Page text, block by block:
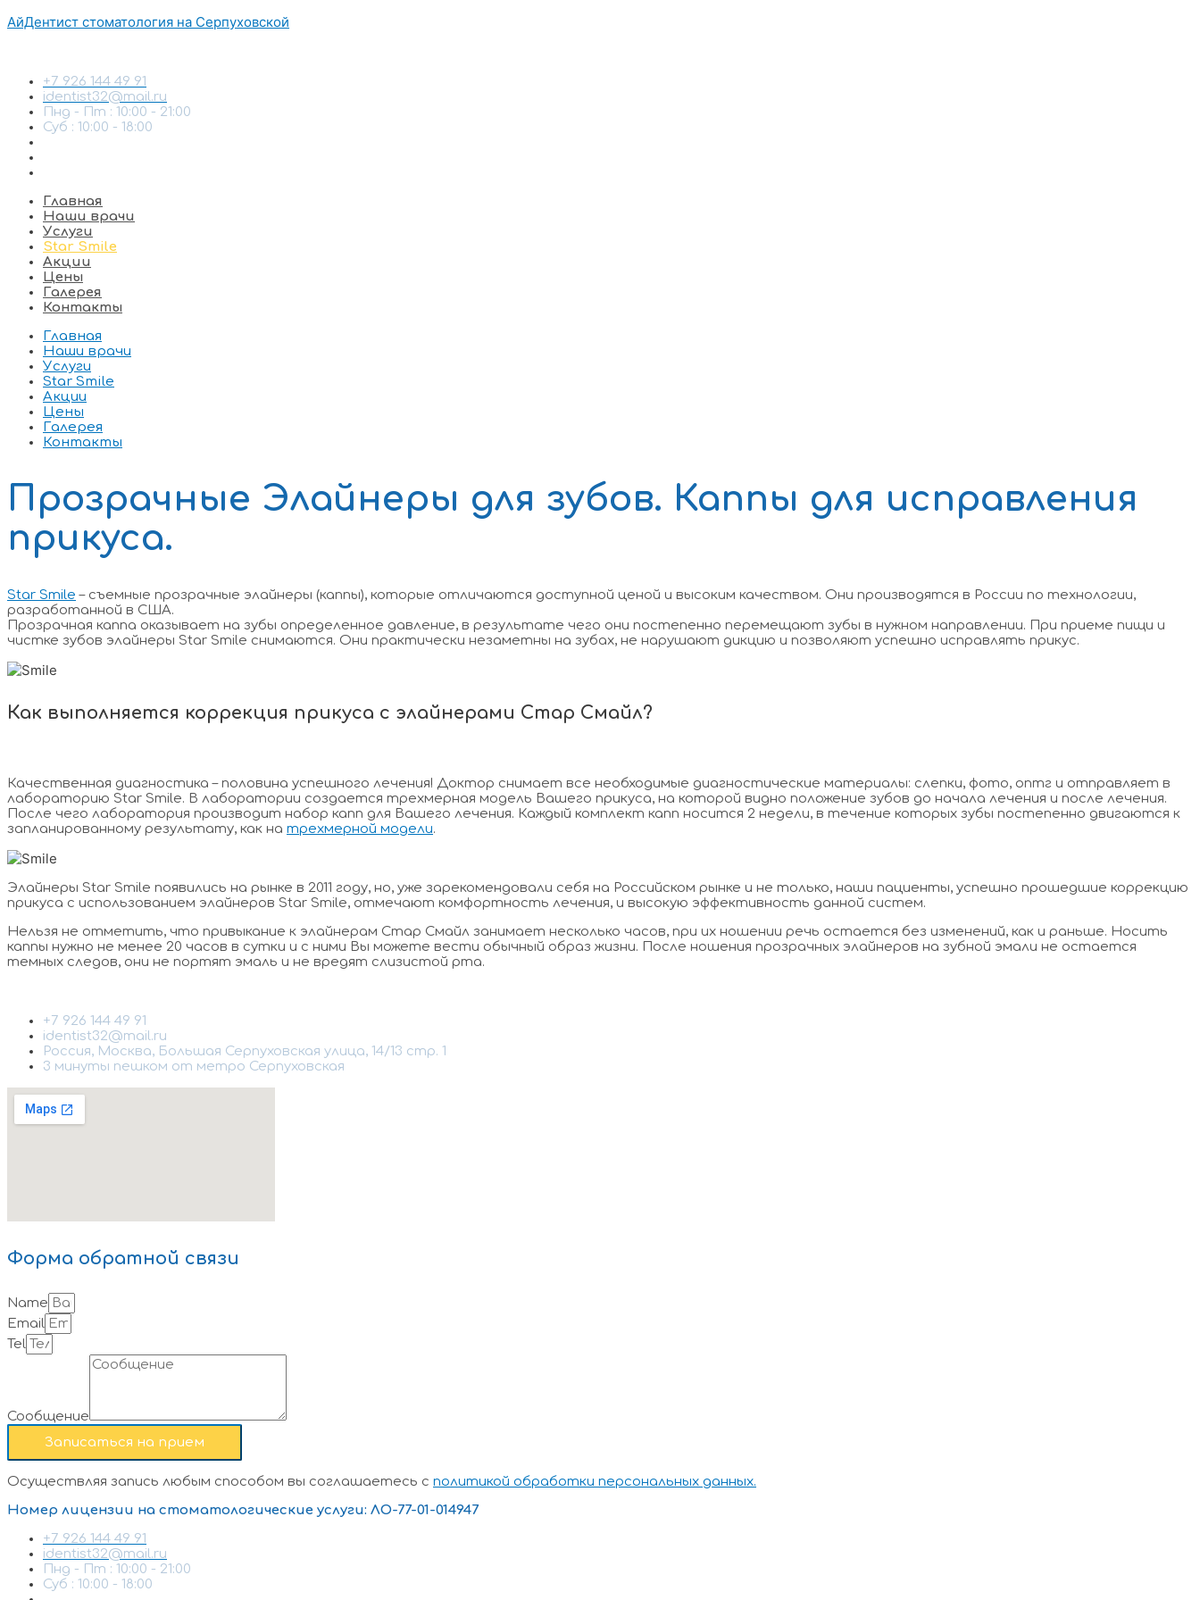
АйДентист стоматология на Серпуховской
+7 926 144 49 91
identist32@mail.ru
Пнд - Пт : 10:00 - 21:00
Суб : 10:00 - 18:00
Главная
Наши врачи
Услуги
Star Smile
Акции
Цены
Галерея
Контакты
Главная
Наши врачи
Услуги
Star Smile
Акции
Цены
Галерея
Контакты
Прозрачные Элайнеры для зубов. Каппы для исправления
прикуса.
Star Smile – съемные прозрачные элайнеры (каппы), которые отличаются доступной ценой и высоким качеством. Они производятся в России по технологии,
разработанной в США.
Прозрачная каппа оказывает на зубы определенное давление, в результате чего они постепенно перемещают зубы в нужном направлении. При приеме пищи и
чистке зубов элайнеры Star Smile снимаются. Они практически незаметны на зубах, не нарушают дикцию и позволяют успешно исправлять прикус.
Как выполняется коррекция прикуса с элайнерами Стар Смайл?
Качественная диагностика – половина успешного лечения! Доктор снимает все необходимые диагностические материалы: слепки, фото, оптг и отправляет в
лабораторию Star Smile. В лаборатории создается трехмерная модель Вашего прикуса, на которой видно положение зубов до начала лечения и после лечения.
После чего лаборатория производит набор капп для Вашего лечения. Каждый комплект капп носится 2 недели, в течение которых зубы постепенно двигаются к
запланированному результату, как на трехмерной модели.
Элайнеры Star Smile появились на рынке в 2011 году, но, уже зарекомендовали себя на Российском рынке и не только, наши пациенты, успешно прошедшие коррекцию
прикуса с использованием элайнеров Star Smile, отмечают комфортность лечения, и высокую эффективность данной систем.
Нельзя не отметить, что привыкание к элайнерам Стар Смайл занимает несколько часов, при их ношении речь остается без изменений, как и раньше. Носить
каппы нужно не менее 20 часов в сутки и с ними Вы можете вести обычный образ жизни. После ношения прозрачных элайнеров на зубной эмали не остается
темных следов, они не портят эмаль и не вредят слизистой рта.
+7 926 144 49 91
identist32@mail.ru
Россия, Москва, Большая Серпуховская улица, 14/13 стр. 1
3 минуты пешком от метро Серпуховская
Форма обратной связи
Name
Email
Tel
Сообщение
Записаться на прием
Осуществляя запись любым способом вы соглашаетесь с политикой обработки персональных данных.
Номер лицензии на стоматологические услуги: ЛО-77-01-014947
+7 926 144 49 91
identist32@mail.ru
Пнд - Пт : 10:00 - 21:00
Суб : 10:00 - 18:00